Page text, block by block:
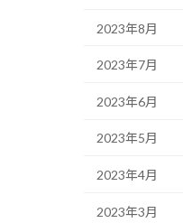
2023年8月
2023年7月
2023年6月
2023年5月
2023年4月
2023年3月